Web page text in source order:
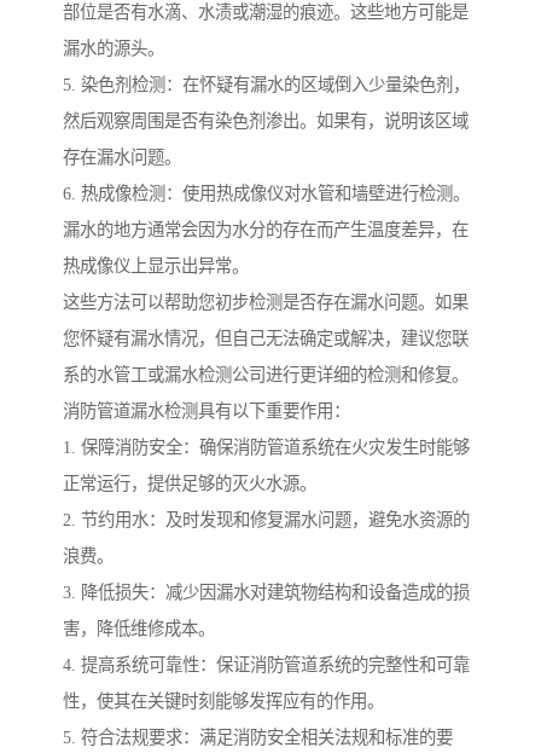
部位是否有水滴、水渍或潮湿的痕迹。这些地方可能是
漏水的源头。
5. 染色剂检测：在怀疑有漏水的区域倒入少量染色剂，
然后观察周围是否有染色剂渗出。如果有，说明该区域
存在漏水问题。
6. 热成像检测：使用热成像仪对水管和墙壁进行检测。
漏水的地方通常会因为水分的存在而产生温度差异，在
热成像仪上显示出异常。
这些方法可以帮助您初步检测是否存在漏水问题。如果
您怀疑有漏水情况，但自己无法确定或解决，建议您联
系的水管工或漏水检测公司进行更详细的检测和修复。
消防管道漏水检测具有以下重要作用：
1. 保障消防安全：确保消防管道系统在火灾发生时能够
正常运行，提供足够的灭火水源。
2. 节约用水：及时发现和修复漏水问题，避免水资源的
浪费。
3. 降低损失：减少因漏水对建筑物结构和设备造成的损
害，降低维修成本。
4. 提高系统可靠性：保证消防管道系统的完整性和可靠
性，使其在关键时刻能够发挥应有的作用。
5. 符合法规要求：满足消防安全相关法规和标准的要